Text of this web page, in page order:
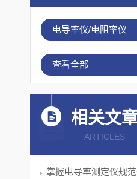
电导率仪/电阻率仪
查看全部
相关文
ARTICLES
掌握电导率测定仪规